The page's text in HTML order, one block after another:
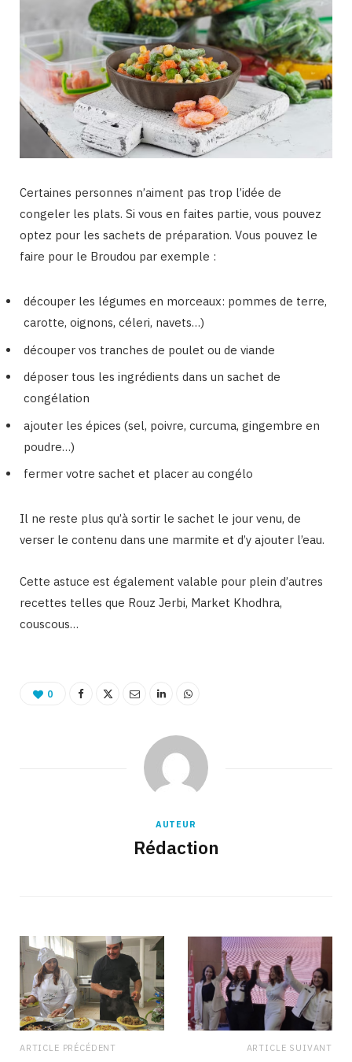
Certaines personnes n’aiment pas trop l’idée de
congeler les plats. Si vous en faites partie, vous pouvez
optez pour les sachets de préparation. Vous pouvez le
faire pour le Broudou par exemple :
découper les légumes en morceaux: pommes de terre,
carotte, oignons, céleri, navets…)
découper vos tranches de poulet ou de viande
déposer tous les ingrédients dans un sachet de
congélation
ajouter les épices (sel, poivre, curcuma, gingembre en
poudre…)
fermer votre sachet et placer au congélo
Il ne reste plus qu’à sortir le sachet le jour venu, de
verser le contenu dans une marmite et d’y ajouter l’eau.
Cette astuce est également valable pour plein d’autres
recettes telles que Rouz Jerbi, Market Khodhra,
couscous…
0
AUTEUR
Rédaction
ARTICLE PRÉCÉDENT ARTICLE SUIVANT